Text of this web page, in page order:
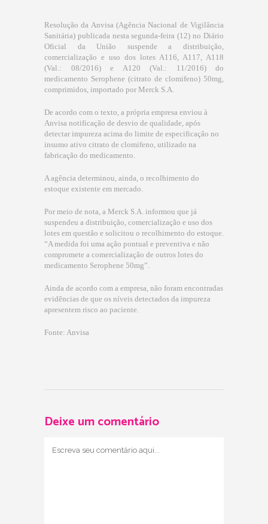
Resolução da Anvisa (Agência Nacional de Vigilância
Sanitária) publicada nesta segunda-feira (12) no Diário
Oficial da União suspende a distribuição,
comercialização e uso dos lotes A116, A117, A118
(Val.: 08/2016) e A120 (Val.: 11/2016) do
medicamento Serophene (citrato de clomifeno) 50mg,
comprimidos, importado por Merck S.A.
De acordo com o texto, a própria empresa enviou à
Anvisa notificação de desvio de qualidade, após
detectar impureza acima do limite de especificação no
insumo ativo citrato de clomifeno, utilizado na
fabricação do medicamento.
A agência determinou, ainda, o recolhimento do
estoque existente em mercado.
Por meio de nota, a Merck S.A. informou que já
suspendeu a distribuição, comercialização e uso dos
lotes em questão e solicitou o recolhimento do estoque.
“A medida foi uma ação pontual e preventiva e não
compromete a comercialização de outros lotes do
medicamento Serophene 50mg”.
Ainda de acordo com a empresa, não foram encontradas
evidências de que os níveis detectados da impureza
apresentem risco ao paciente.
Fonte: Anvisa
Deixe um comentário